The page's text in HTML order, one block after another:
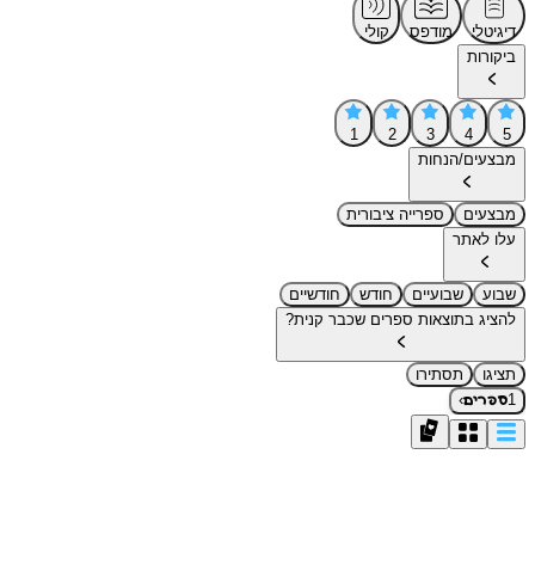
דיגיטלי מודפס
קולי
ביקורות
5
4
3
2
1
מבצעים/הנחות
מבצעים
ספרייה ציבורית
עלו לאתר
שבוע שבועיים חודש
חודשיים
להציג בתוצאות ספרים שכבר קנית?
תציגו
תסתירו
1ספרים›